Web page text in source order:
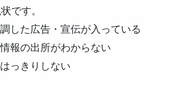
です。
した広告・宣伝が入っている
報の出所がわからない
っきりしない